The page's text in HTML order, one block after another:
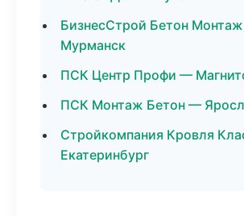
БизнесСтрой Бетон
Мурманск
ПСК Центр Профи —
ПСК Монтаж Бетон —
Стройкомпания Кровля
Екатеринбург